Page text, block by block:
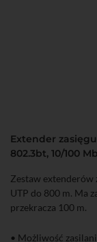
Extender zasięgu
802.3bt, 10/100
Zestaw extenderów
UTP do 800 m. Ma
przekracza 100 m.
• Możliwość